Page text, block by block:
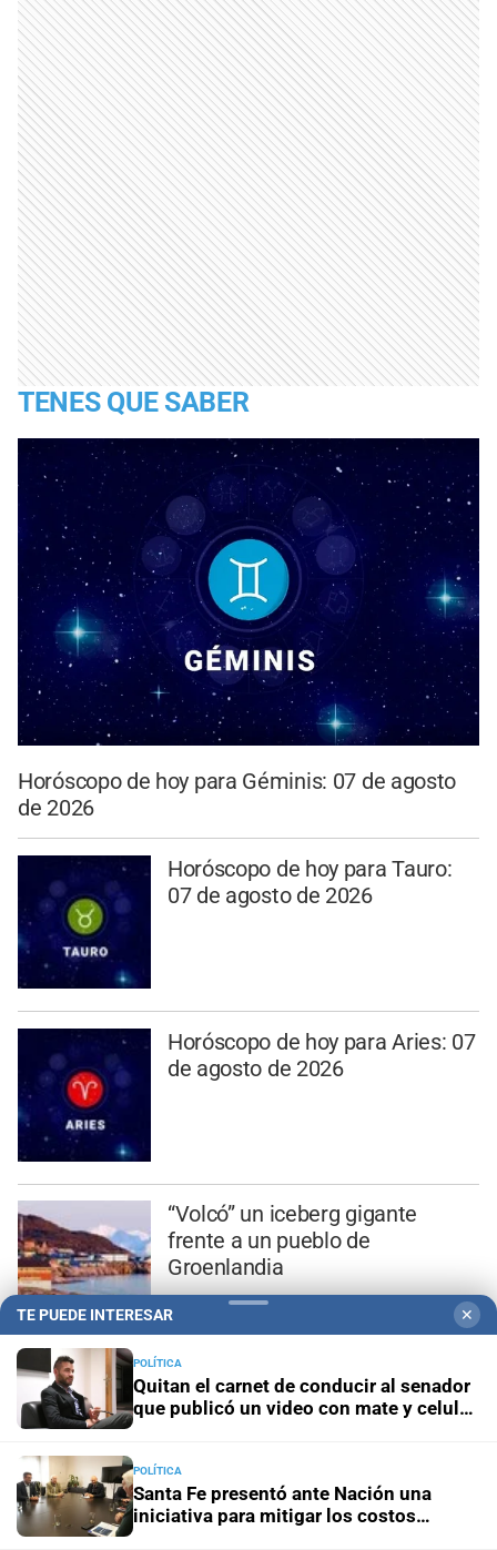
TENES QUE SABER
Horóscopo de hoy para Géminis: 07 de agosto
de 2026
Horóscopo de hoy para Tauro:
07 de agosto de 2026
Horóscopo de hoy para Aries: 07
de agosto de 2026
“Volcó” un iceberg gigante
frente a un pueblo de
Groenlandia
Declaración clave: el enfermero
aseguró que Maradona “fue al
muerte
TE PUEDE INTERESAR ✕
POLÍTICA
Quitan el carnet de conducir al senador
que publicó un video con mate y celular
POLÍTICA
Santa Fe presentó ante Nación una
iniciativa para mitigar los costos